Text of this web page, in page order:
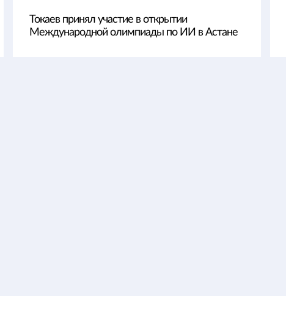
Токаев принял участие в открытии
Международной олимпиады по ИИ в Астане